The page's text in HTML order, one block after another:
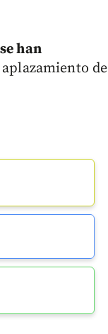
han
de